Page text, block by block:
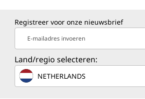
Registreer voor onze nieuwsbrief
E-mailadres invoeren
Land/regio selecteren:
NETHERLANDS